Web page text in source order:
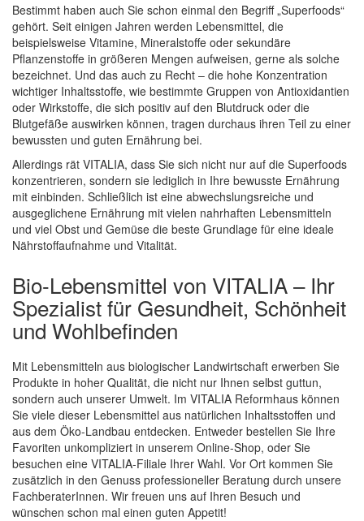
Bestimmt haben auch Sie schon einmal den Begriff „Superfoods“
gehört. Seit einigen Jahren werden Lebensmittel, die
beispielsweise Vitamine, Mineralstoffe oder sekundäre
Pflanzenstoffe in größeren Mengen aufweisen, gerne als solche
bezeichnet. Und das auch zu Recht – die hohe Konzentration
wichtiger Inhaltsstoffe, wie bestimmte Gruppen von Antioxidantien
oder Wirkstoffe, die sich positiv auf den Blutdruck oder die
Blutgefäße auswirken können, tragen durchaus ihren Teil zu einer
bewussten und guten Ernährung bei.
Allerdings rät VITALIA, dass Sie sich nicht nur auf die Superfoods
konzentrieren, sondern sie lediglich in Ihre bewusste Ernährung
mit einbinden. Schließlich ist eine abwechslungsreiche und
ausgeglichene Ernährung mit vielen nahrhaften Lebensmitteln
und viel Obst und Gemüse die beste Grundlage für eine ideale
Nährstoffaufnahme und Vitalität.
Bio-Lebensmittel von VITALIA – Ihr
Spezialist für Gesundheit, Schönheit
und Wohlbefinden
Mit Lebensmitteln aus biologischer Landwirtschaft erwerben Sie
Produkte in hoher Qualität, die nicht nur Ihnen selbst guttun,
sondern auch unserer Umwelt. Im VITALIA Reformhaus können
Sie viele dieser Lebensmittel aus natürlichen Inhaltsstoffen und
aus dem Öko-Landbau entdecken. Entweder bestellen Sie Ihre
Favoriten unkompliziert in unserem Online-Shop, oder Sie
besuchen eine VITALIA-Filiale Ihrer Wahl. Vor Ort kommen Sie
zusätzlich in den Genuss professioneller Beratung durch unsere
FachberaterInnen. Wir freuen uns auf Ihren Besuch und
wünschen schon mal einen guten Appetit!